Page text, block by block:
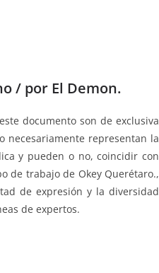
/ por El Demon.
documento son de exclusiva
necesariamente representan la
y pueden o no, coincidir con
de trabajo de Okey Querétaro.,
de expresión y la diversidad
de expertos.